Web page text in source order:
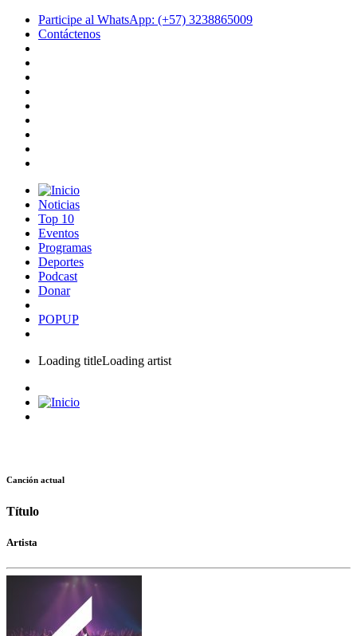
Participe al WhatsApp: (+57) 3238865009
Contáctenos
Noticias
Top 10
Eventos
Programas
Deportes
Podcast
Donar
POPUP
Loading titleLoading artist
Canción actual
Título
Artista